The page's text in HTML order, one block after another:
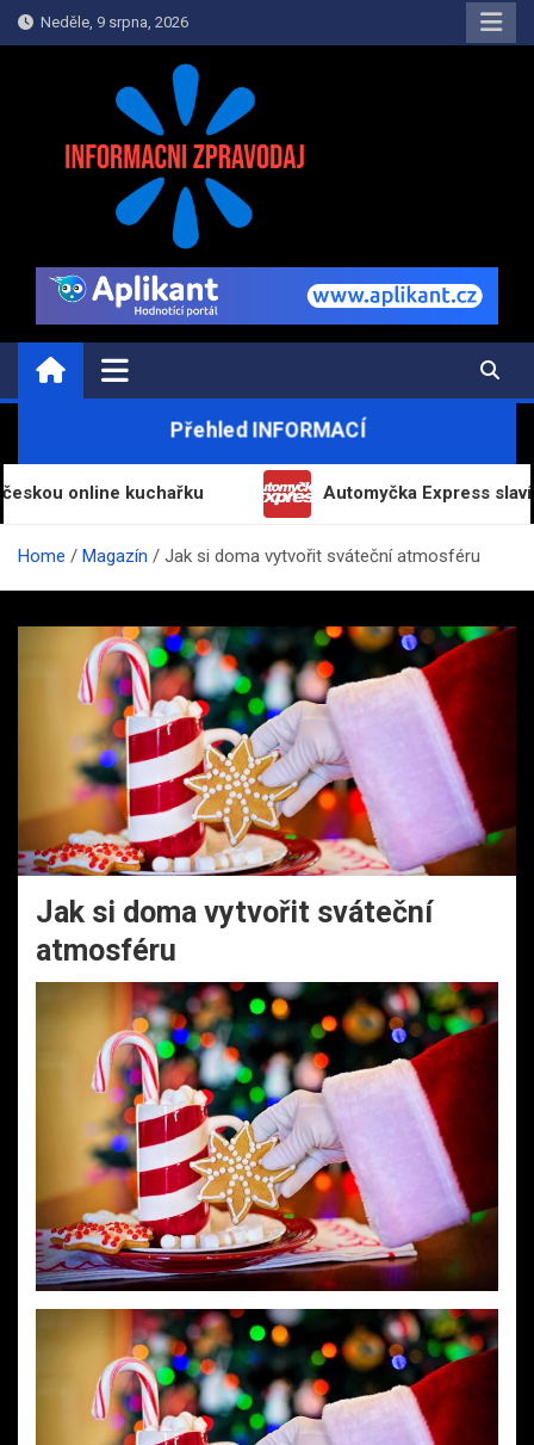
Skip
to
Neděle, 9 srpna, 2026
INFORMAČNÍ-ZPRAVODAJ.CZ
Informace a zpravodajství on-line
Přehled INFORMACÍ
kuchařku Automyčka Express slaví 20 let
Home Magazín Jak si doma vytvořit sváteční atmosféru
Jak si doma vytvořit sváteční
atmosféru